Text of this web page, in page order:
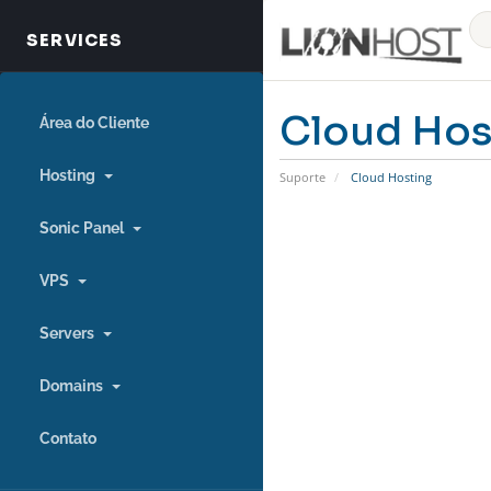
Área do Cliente
Hosting
Sonic Panel
VPS
Servers
Domains
Contato
Cloud
Suporte Cloud Hosting